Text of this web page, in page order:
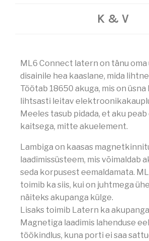
E
K
T
T
K & V
ML6 Connect latern on tänu oma
disainile hea kaaslane, mida
Töötab 18650 akuga, mis on
lihtsasti leitav
Meeles tasub pidada, et aku peab
kaitsega, mitte akuelement.
Lambiga on kaasas
laadimissüsteem, mis võimaldab
seda korpusest eemaldamata.
toimib ka siis, kui on juhtmega
näiteks akupanga külge.
Lisaks toimib Latern ka
Magnetiga laadimis lahenduse
töökindlus, kuna porti ei saa